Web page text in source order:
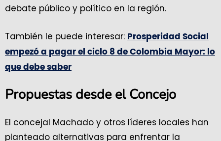
debate público y político en la región.
También le puede interesar: Prosperidad Social
empezó a pagar el ciclo 8 de Colombia Mayor: lo
que debe saber
Propuestas desde el Concejo
El concejal Machado y otros líderes locales han
planteado alternativas para enfrentar la